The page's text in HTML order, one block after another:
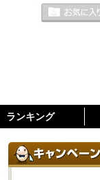
ランキング